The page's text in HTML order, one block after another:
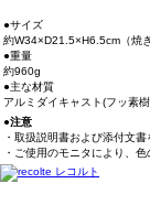
●サイズ
約W34×D21.5×H6.5cm（焼
●重量
約960g
●主な材質
アルミダイキャスト(フッ素
●注意
・取扱説明書および添付文
・ご使用のモニタにより、